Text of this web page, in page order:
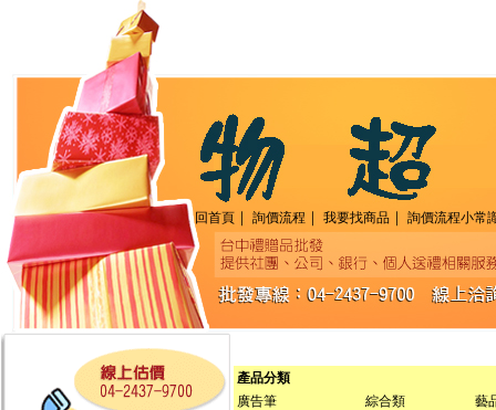
回首頁 ｜ 詢價流程 ｜ 我要找商品 ｜ 詢價流程小常
產品分類
廣告筆
綜合類
藝